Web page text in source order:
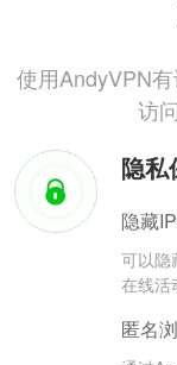
使用AndyVPN
访
隐私
隐藏
可以隐
在线活
匿名